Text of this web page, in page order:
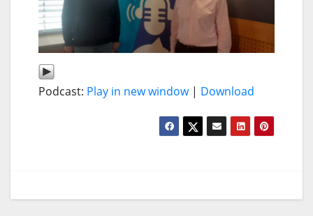
Podcast: Play in new window| Download